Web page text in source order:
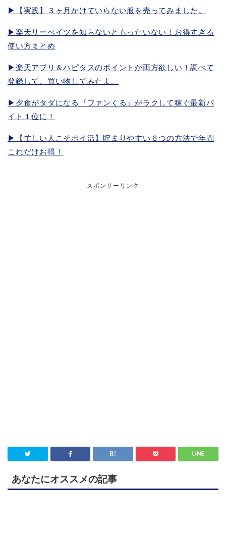
▶︎【実践】３ヶ月かけていらない服を売ってみました。
▶︎楽天リーべイツを知らないともったいない！お得すぎる
使い方まとめ
▶︎楽天アプリ＆ハピタスのポイントが両方欲しい！調べて
登録して、買い物してみたよ。
▶︎夕食がタダになる『ファンくる』がラクして稼ぐ最新バ
イト１位に！
▶︎【忙しい人こそポイ活】貯まりやすい６つの方法で年間
これだけお得！
スポンサーリンク
あなたにオススメの記事